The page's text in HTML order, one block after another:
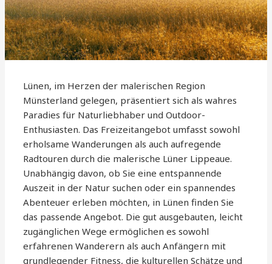
Lünen, im Herzen der malerischen Region
Münsterland gelegen, präsentiert sich als wahres
Paradies für Naturliebhaber und Outdoor-
Enthusiasten. Das Freizeitangebot umfasst sowohl
erholsame Wanderungen als auch aufregende
Radtouren durch die malerische Lüner Lippeaue.
Unabhängig davon, ob Sie eine entspannende
Auszeit in der Natur suchen oder ein spannendes
Abenteuer erleben möchten, in Lünen finden Sie
das passende Angebot. Die gut ausgebauten, leicht
zugänglichen Wege ermöglichen es sowohl
erfahrenen Wanderern als auch Anfängern mit
grundlegender Fitness, die kulturellen Schätze und